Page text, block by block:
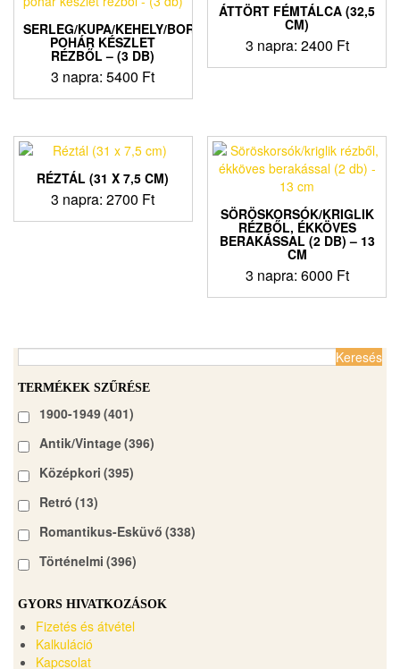
SERLEG/KUPA/KEHELY/BOROS
POHÁR KÉSZLET
RÉZBŐL – (3 DB)
3 napra:5400 Ft
ÁTTÖRT FÉMTÁLCA (32,5
CM)
3 napra: 2400 Ft
RÉZTÁL (31 X 7,5 CM)
3 napra:2700 Ft
SÖRÖSKORSÓK/KRIGLIK
RÉZBŐL, ÉKKÖVES
BERAKÁSSAL (2 DB) – 13
CM
3 napra: 6000 Ft
TERMÉKEK SZŰRÉSE
1900-1949(401)
Antik/Vintage(396)
Középkori (395)
Retró (13)
Romantikus-Esküvő (338)
Történelmi (396)
GYORS HIVATKOZÁSOK
Fizetés és átvétel
Kalkuláció
Kapcsolat